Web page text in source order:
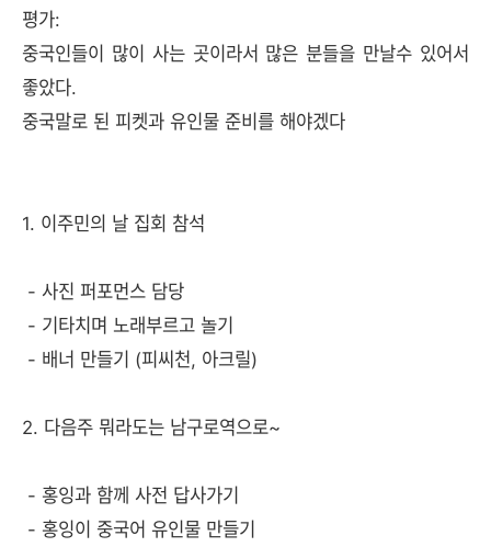
평가:
중국인들이 많이 사는 곳이라서 많은 분들을 만날수 있어서
좋았다.
중국말로 된 피켓과 유인물 준비를 해야겠다
1. 이주민의 날 집회 참석
- 사진 퍼포먼스 담당
- 기타치며 노래부르고 놀기
- 배너 만들기 (피씨천, 아크릴)
2. 다음주 뭐라도는 남구로역으로~
- 홍잉과 함께 사전 답사가기
- 홍잉이 중국어 유인물 만들기